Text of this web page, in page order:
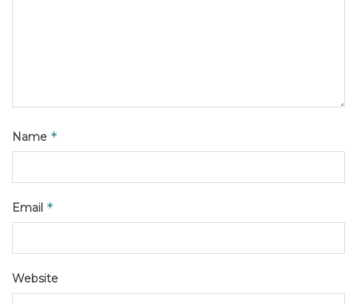
Name *
Email *
Website